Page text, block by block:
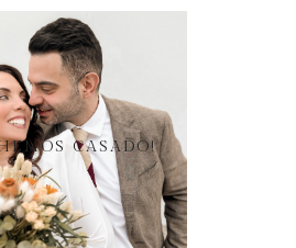
CASADO!